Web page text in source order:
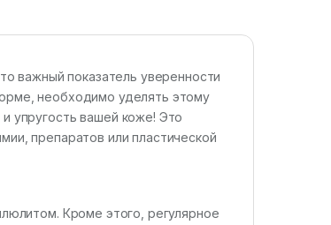
важный показатель уверенности
необходимо уделять этому
упругость вашей коже! Это
препаратов или пластической
Кроме этого, регулярное